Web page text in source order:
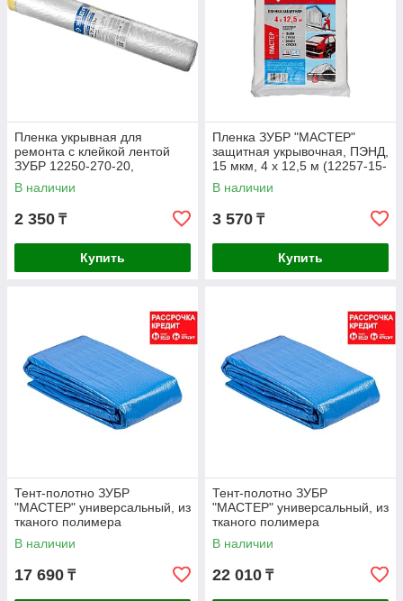
Пленка укрывная для
ремонта с клейкой лентой
ЗУБР 12250-270-20,
ПРОФЕССИОНАЛ, HDPE,
10мкм, 2,7х20м
В наличии
2 350 ₸
Купить
Пленка ЗУБР "МАСТЕР"
защитная укрывочная, ПЭНД,
15 мкм, 4 х 12,5 м (12257-15-
12)
В наличии
3 570 ₸
Купить
Тент-полотно ЗУБР
"МАСТЕР" универсальный, из
тканого полимера
плотностью 75 г/м3, с
люверсами,
В наличии
17 690 ₸
Тент-полотно ЗУБР
"МАСТЕР" универсальный, из
тканого полимера
плотностью 75 г/м3, с
люверсами,
В наличии
22 010 ₸